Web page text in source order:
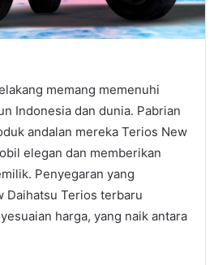
memang memenuhi
Indonesia dan dunia. Pabrian
andalan mereka Terios New
elegan dan memberikan
Penyegaran yang
Daihatsu Terios terbaru
harga, yang naik antara